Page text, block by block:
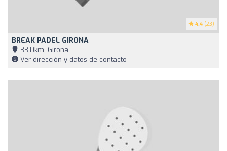
4.4 (23)
BREAK PADEL GIRONA
33,0km, Girona
Ver dirección y datos de contacto